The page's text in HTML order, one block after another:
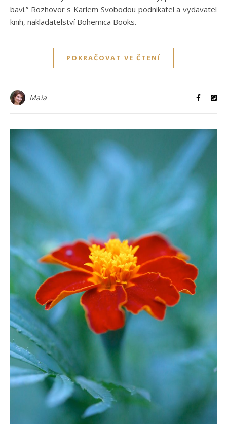
baví.” Rozhovor s Karlem Svobodou podnikatel a vydavatel
knih, nakladatelství Bohemica Books.
POKRAČOVAT VE ČTENÍ
Maia